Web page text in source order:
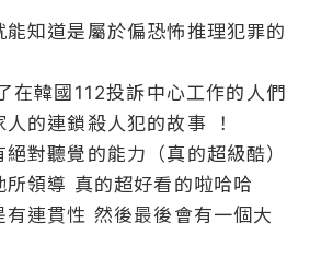
知道是屬於偏恐怖推理犯罪的
在韓國112投訴中心工作的人們
的連鎖殺人犯的故事 ！
對聽覺的能力（真的超級酷）
領導 真的超好看的啦哈哈
連貫性 然後最後會有一個大